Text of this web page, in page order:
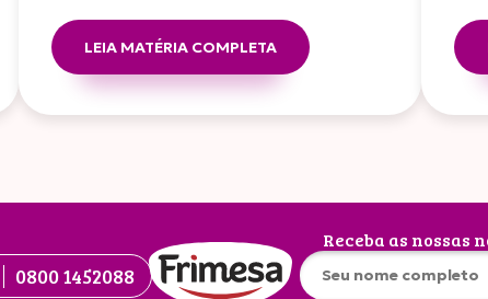
LEIA MATÉRIA COMPLETA
0800 1452088
Receba as nossas